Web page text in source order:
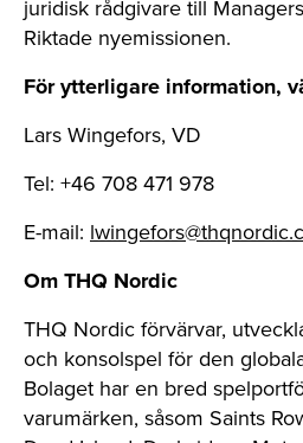
juridisk rådgivare till
Riktade nyemissionen.
För ytterligare information,
Lars Wingefors, VD
Tel: +46 708 471 978
E-mail:
Om THQ Nordic
THQ Nordic förvärvar,
och konsolspel för den
Bolaget har en bred
varumärken, såsom Saints